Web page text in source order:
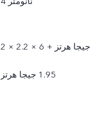
2 × 2.2 جيجا هرتز + 6 ×
1.95 جيجا هرتز